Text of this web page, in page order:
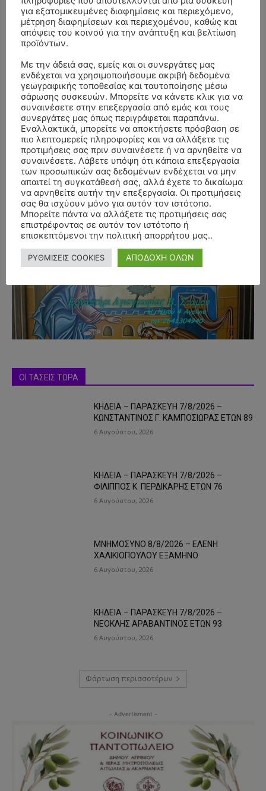
- Advertisment -
ΟΙ ΤΑΣΕΙΣ ΤΩΡΑ
ΚΗΔΕΙΑ – ΠΑΡΑΣΚΕΥΗ 7/8/2026 –
ΚΩΝΣΤΑΝΤΙΝΟΣ Γ. ΚΑΜΠΟΣΙΩΡΑΣ ΕΤΩΝ 89
6 Αυγούστου, 2026
ΚΗΔΕΙΑ – ΠΑΡΑΣΚΕΥΗ 7/8/2026 –
ΦΙΛΙΠΠΟΣ Κ. ΠΕΡΔΙΚΑΡΗΣ ΕΤΩΝ 76
6 Αυγούστου, 2026
ΜΝΗΜΟΣΥΝΟ 8/8/2026 – ΕΛΕΝΗ
ΧΑΛΙΚΙΟΠΟΥΛΟΥ ΕΞΑΜΗΝΟ
6 Αυγούστου, 2026
ΚΗΔΕΙΑ – ΠΑΡΑΣΚΕΥΗ 7/8/2026 –
ΝΕΟΚΛΗΣ ΑΡΑΒΑΝΤΙΝΟΣ ΕΤΩΝ 93
6 Αυγούστου, 2026
Φόρτωση περισσοτέρων
- Advertisment -
για εξατομικευμένες διαφημίσεις και περιεχόμενο,
μέτρηση διαφημίσεων και περιεχομένου, καθώς και
απόψεις του κοινού για την ανάπτυξη και βελτίωση
προϊόντων.
Με την άδειά σας, εμείς και οι συνεργάτες μας
ενδέχεται να χρησιμοποιήσουμε ακριβή δεδομένα
γεωγραφικής τοποθεσίας και ταυτοποίησης μέσω
σάρωσης συσκευών. Μπορείτε να κάνετε κλικ για να
συναινέσετε στην επεξεργασία από εμάς και τους
συνεργάτες μας όπως περιγράφεται παραπάνω.
Εναλλακτικά, μπορείτε να αποκτήσετε πρόσβαση σε
πιο λεπτομερείς πληροφορίες και να αλλάξετε τις
προτιμήσεις σας πριν συναινέσετε ή να αρνηθείτε να
συναινέσετε. Λάβετε υπόψη ότι κάποια επεξεργασία
των προσωπικών σας δεδομένων ενδέχεται να μην
απαιτεί τη συγκατάθεσή σας, αλλά έχετε το δικαίωμα
να αρνηθείτε αυτήν την επεξεργασία. Οι προτιμήσεις
σας θα ισχύουν μόνο για αυτόν τον ιστότοπο.
Μπορείτε πάντα να αλλάξετε τις προτιμήσεις σας
επιστρέφοντας σε αυτόν τον ιστότοπο ή
επισκεπτόμενοι την πολιτική απορρήτου μας..
ΡΥΘΜΙΣΕΙΣ COOKIES ΑΠΟΔΟΧΗ ΟΛΩΝ